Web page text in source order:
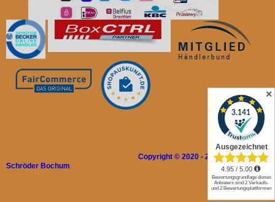
Copyright © 2020 - 2026 Rolladen
Schröder Bochum
✕